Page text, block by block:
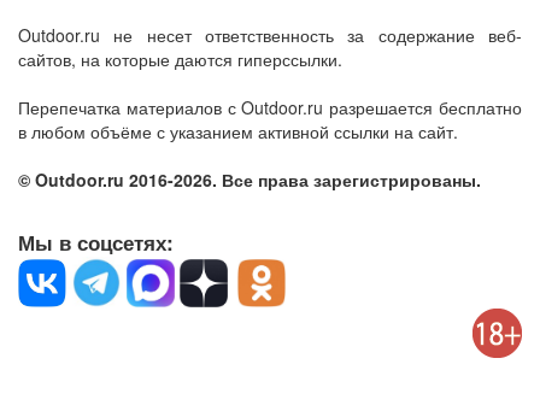
Outdoor.ru не несет ответственность за содержание веб-
сайтов, на которые даются гиперссылки.
Перепечатка материалов с Outdoor.ru разрешается бесплатно
в любом объёме с указанием активной ссылки на сайт.
© Outdoor.ru 2016-2026. Все права зарегистрированы.
Мы в соцсетях: